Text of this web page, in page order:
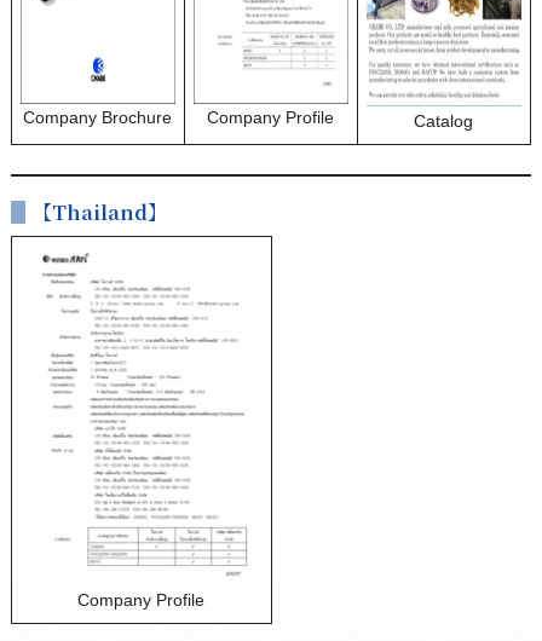
Company Brochure Company Profile Catalog
【Thailand】
Company Profile